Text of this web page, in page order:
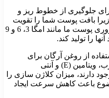
جلوگیری از خطوط ریز و
بافت پوست شما را تقویت
می‌کنند. آرگان اسیدهای چرب ضروری پوست ما مانند امگا 3، 6 و 9
را تولید کند.
از روغن آرگان برای
صورت باید بگوییم که اسیدهای چرب، ویتامین (E) و آنتی
دارند، میزان کلاژن سازی را
باعث کاهش سرعت ایجاد